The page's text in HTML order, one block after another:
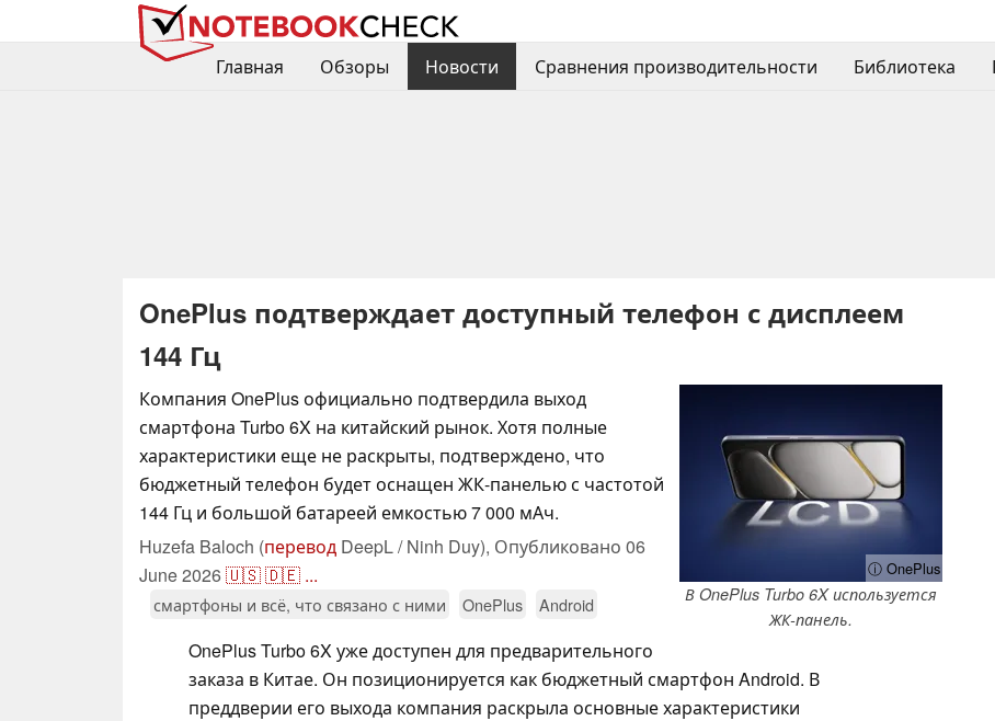
Главная
Обзоры Новости Сравнения производительности Библиотека
OnePlus подтверждает доступный телефон с дисплеем
144 Гц
ⓘ OnePlus
В OnePlus Turbo 6X используется
ЖК-панель.
Компания OnePlus официально подтвердила выход
смартфона Turbo 6X на китайский рынок. Хотя полные
характеристики еще не раскрыты, подтверждено, что
бюджетный телефон будет оснащен ЖК-панелью с частотой
144 Гц и большой батареей емкостью 7 000 мАч.
Huzefa Baloch (перевод DeepL / Ninh Duy), Опубликовано 06
June 2026🇺🇸🇩🇪 ...
смартфоны и всё, что связано с ними OnePlus Android
OnePlus Turbo 6X уже доступен для предварительного
заказа в Китае. Он позиционируется как бюджетный смартфон Android. В
преддверии его выхода компания раскрыла основные характеристики